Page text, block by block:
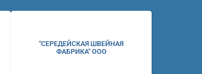
"СЕРЕДЕЙСКАЯ ШВЕЙНАЯ
ФАБРИКА" ООО